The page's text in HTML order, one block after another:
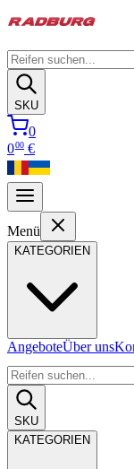
SKU
0
000 €
Menü
KATEGORIEN
AngeboteÜber uns
SKU
KATEGORIEN